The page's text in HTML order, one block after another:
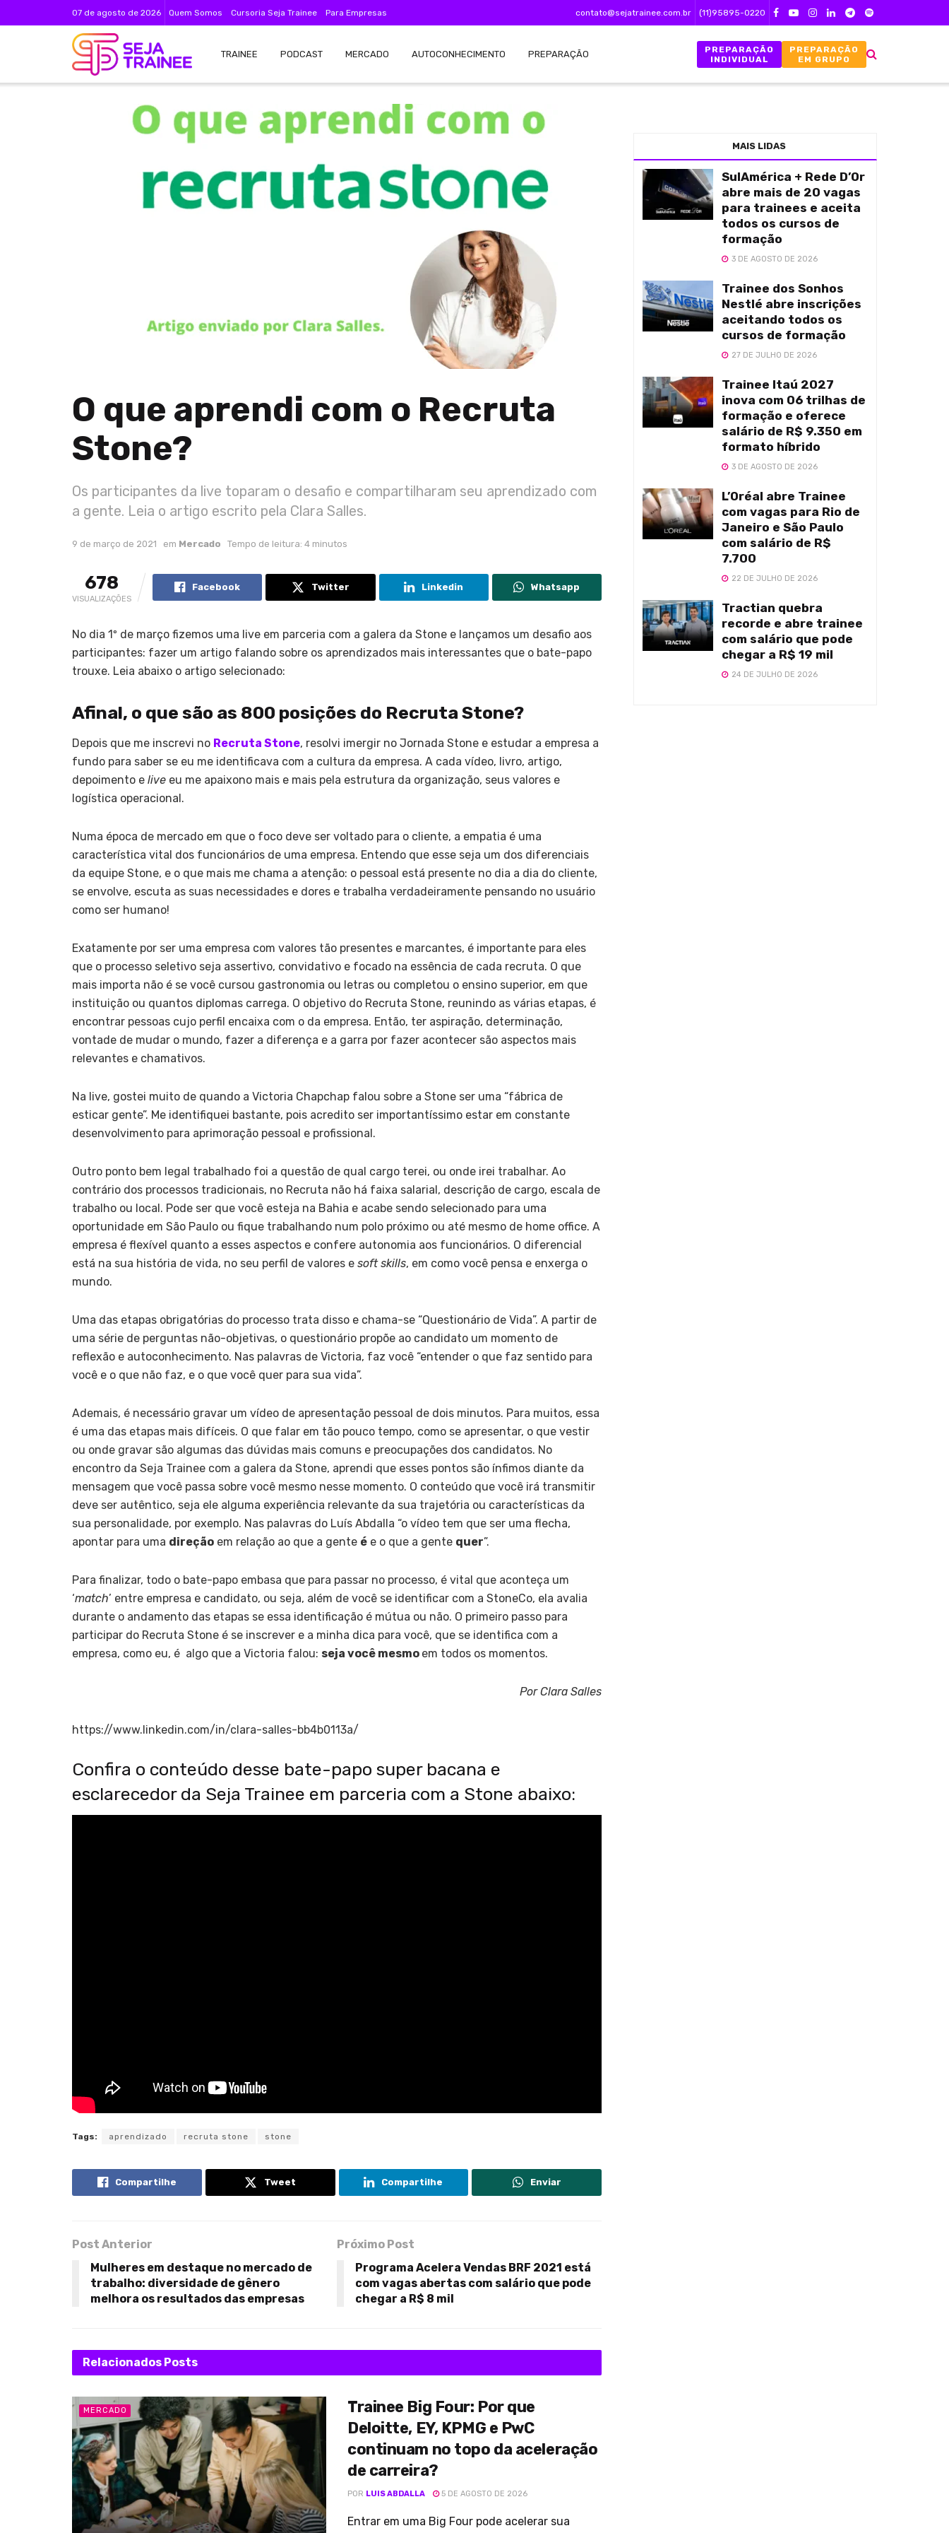
07 de agosto de 2026 Quem Somos Cursoria Seja Trainee Para Empresas contato@sejatrainee.com.br (11)95895-0220
TRAINEE PODCAST MERCADO AUTOCONHECIMENTO PREPARAÇÃO
PREPARAÇÃO
INDIVIDUAL
PREPARAÇÃO
EM GRUPO
O que aprendi com o Recruta
Stone?
Os participantes da live toparam o desafio e compartilharam seu aprendizado com
a gente. Leia o artigo escrito pela Clara Salles.
9 de março de 2021 em Mercado Tempo de leitura: 4 minutos
678
VISUALIZAÇÕES
Facebook Twitter Linkedin Whatsapp
No dia 1º de março fizemos uma live em parceria com a galera da Stone e lançamos um desafio aos
participantes: fazer um artigo falando sobre os aprendizados mais interessantes que o bate-papo
trouxe. Leia abaixo o artigo selecionado:
Afinal, o que são as 800 posições do Recruta Stone?
Depois que me inscrevi no Recruta Stone, resolvi imergir no Jornada Stone e estudar a empresa a
fundo para saber se eu me identificava com a cultura da empresa. A cada vídeo, livro, artigo,
depoimento e live eu me apaixono mais e mais pela estrutura da organização, seus valores e
logística operacional.
Numa época de mercado em que o foco deve ser voltado para o cliente, a empatia é uma
característica vital dos funcionários de uma empresa. Entendo que esse seja um dos diferenciais
da equipe Stone, e o que mais me chama a atenção: o pessoal está presente no dia a dia do cliente,
se envolve, escuta as suas necessidades e dores e trabalha verdadeiramente pensando no usuário
como ser humano!
Exatamente por ser uma empresa com valores tão presentes e marcantes, é importante para eles
que o processo seletivo seja assertivo, convidativo e focado na essência de cada recruta. O que
mais importa não é se você cursou gastronomia ou letras ou completou o ensino superior, em que
instituição ou quantos diplomas carrega. O objetivo do Recruta Stone, reunindo as várias etapas, é
encontrar pessoas cujo perfil encaixa com o da empresa. Então, ter aspiração, determinação,
vontade de mudar o mundo, fazer a diferença e a garra por fazer acontecer são aspectos mais
relevantes e chamativos.
Na live, gostei muito de quando a Victoria Chapchap falou sobre a Stone ser uma “fábrica de
esticar gente”. Me identifiquei bastante, pois acredito ser importantíssimo estar em constante
desenvolvimento para aprimoração pessoal e profissional.
Outro ponto bem legal trabalhado foi a questão de qual cargo terei, ou onde irei trabalhar. Ao
contrário dos processos tradicionais, no Recruta não há faixa salarial, descrição de cargo, escala de
trabalho ou local. Pode ser que você esteja na Bahia e acabe sendo selecionado para uma
oportunidade em São Paulo ou fique trabalhando num polo próximo ou até mesmo de home office. A
empresa é flexível quanto a esses aspectos e confere autonomia aos funcionários. O diferencial
está na sua história de vida, no seu perfil de valores e soft skills, em como você pensa e enxerga o
mundo.
Uma das etapas obrigatórias do processo trata disso e chama-se “Questionário de Vida”. A partir de
uma série de perguntas não-objetivas, o questionário propõe ao candidato um momento de
reflexão e autoconhecimento. Nas palavras de Victoria, faz você “entender o que faz sentido para
você e o que não faz, e o que você quer para sua vida”.
Ademais, é necessário gravar um vídeo de apresentação pessoal de dois minutos. Para muitos, essa
é uma das etapas mais difíceis. O que falar em tão pouco tempo, como se apresentar, o que vestir
ou onde gravar são algumas das dúvidas mais comuns e preocupações dos candidatos. No
encontro da Seja Trainee com a galera da Stone, aprendi que esses pontos são ínfimos diante da
mensagem que você passa sobre você mesmo nesse momento. O conteúdo que você irá transmitir
deve ser autêntico, seja ele alguma experiência relevante da sua trajetória ou características da
sua personalidade, por exemplo. Nas palavras do Luís Abdalla “o vídeo tem que ser uma flecha,
apontar para uma direção em relação ao que a gente é e o que a gente quer”.
Para finalizar, todo o bate-papo embasa que para passar no processo, é vital que aconteça um
‘match’ entre empresa e candidato, ou seja, além de você se identificar com a StoneCo, ela avalia
durante o andamento das etapas se essa identificação é mútua ou não. O primeiro passo para
participar do Recruta Stone é se inscrever e a minha dica para você, que se identifica com a
empresa, como eu, é algo que a Victoria falou: seja você mesmo em todos os momentos.
Por Clara Salles
https://www.linkedin.com/in/clara-salles-bb4b0113a/
Confira o conteúdo desse bate-papo super bacana e
esclarecedor da Seja Trainee em parceria com a Stone abaixo:
Tags: aprendizado recruta stone stone
Compartilhe Tweet Compartilhe Enviar
Post Anterior
Mulheres em destaque no mercado de
trabalho: diversidade de gênero
melhora os resultados das empresas
Próximo Post
Programa Acelera Vendas BRF 2021 está
com vagas abertas com salário que pode
chegar a R$ 8 mil
Relacionados Posts
MERCADO
Trainee Big Four: Por que
Deloitte, EY, KPMG e PwC
continuam no topo da aceleração
de carreira?
POR LUIS ABDALLA 5 DE AGOSTO DE 2026
Entrar em uma Big Four pode acelerar sua
MAIS LIDAS
SulAmérica + Rede D’Or
abre mais de 20 vagas
para trainees e aceita
todos os cursos de
formação
3 DE AGOSTO DE 2026
Trainee dos Sonhos
Nestlé abre inscrições
aceitando todos os
cursos de formação
27 DE JULHO DE 2026
Trainee Itaú 2027
inova com 06 trilhas de
formação e oferece
salário de R$ 9.350 em
formato híbrido
3 DE AGOSTO DE 2026
L’Oréal abre Trainee
com vagas para Rio de
Janeiro e São Paulo
com salário de R$
7.700
22 DE JULHO DE 2026
Tractian quebra
recorde e abre trainee
com salário que pode
chegar a R$ 19 mil
24 DE JULHO DE 2026